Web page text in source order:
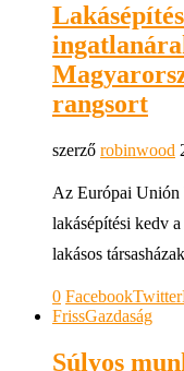
rangsort
szerző robinwood
Az Európai Unión
lakásépítési kedv
lakásos
0 FacebookTwitter
FrissGazdaság
Súlyos